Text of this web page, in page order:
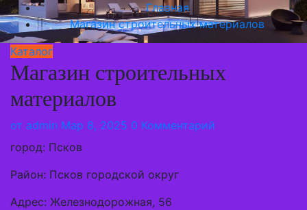
Главная
Магазин строительных материалов
Каталог
Магазин строительных
материалов
от admin Мар 8, 2025 0 Комментарий
город: Псков
Район: Псков городской округ
Адрес: Железнодорожная, 56